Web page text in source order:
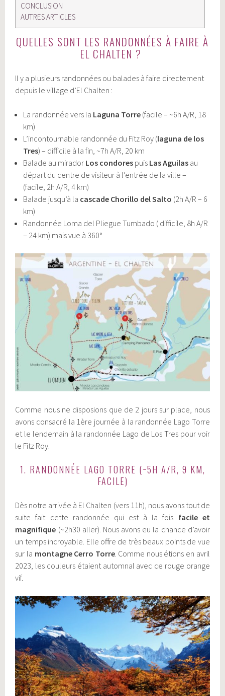
CONCLUSION
AUTRES ARTICLES
QUELLES SONT LES RANDONNÉES À FAIRE À
EL CHALTEN ?
Il y a plusieurs randonnées ou balades à faire directement
depuis le village d’El Chalten :
La randonnée vers la Laguna Torre (facile – ~6h A/R, 18
km)
L’incontournable randonnée du Fitz Roy (laguna de los
Tres) – difficile à la fin, ~7h A/R, 20 km
Balade au mirador Los condores puis Las Aguilas au
départ du centre de visiteur à l’entrée de la ville –
(facile, 2h A/R, 4 km)
Balade jusqu’à la cascade Chorillo del Salto (2h A/R – 6
km)
Randonnée Loma del Pliegue Tumbado ( difficile, 8h A/R
– 24 km) mais vue à 360°
Comme nous ne disposions que de 2 jours sur place, nous
avons consacré la 1ère journée à la randonnée Lago Torre
et le lendemain à la randonnée Lago de Los Tres pour voir
le Fitz Roy.
1. RANDONNÉE LAGO TORRE (~5H A/R, 9 KM,
FACILE)
Dès notre arrivée à El Chalten (vers 11h), nous avons tout de
suite fait cette randonnée qui est à la fois facile et
magnifique (~2h30 aller). Nous avons eu la chance d’avoir
un temps incroyable. Elle offre de très beaux points de vue
sur la montagne Cerro Torre. Comme nous étions en avril
2023, les couleurs étaient automnal avec ce rouge orange
vif.